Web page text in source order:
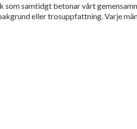
som samtidgt betonar vårt
eller trosuppfattning. Varje